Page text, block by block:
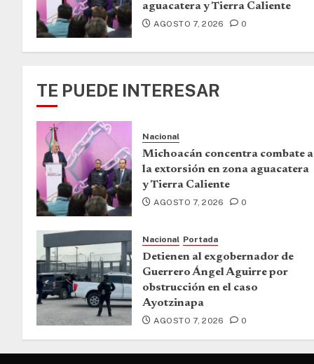
aguacatera y Tierra Caliente
AGOSTO 7, 2026 0
TE PUEDE INTERESAR
Nacional
Michoacán concentra combate a
la extorsión en zona aguacatera
y Tierra Caliente
AGOSTO 7, 2026 0
Nacional Portada
Detienen al exgobernador de
Guerrero Ángel Aguirre por
obstrucción en el caso
Ayotzinapa
AGOSTO 7, 2026 0